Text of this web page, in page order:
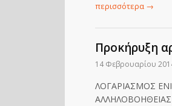
περισσότερα →
Προκήρυξη
14 Φεβρουαρίου